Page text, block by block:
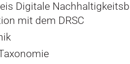
Digitale
mit dem DRSC